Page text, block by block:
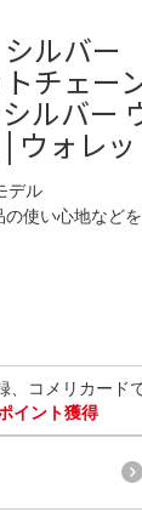
ルバー
トチェ
ルバー
ウォレッ
デル
使い心地など
、コメリカード
イント獲得